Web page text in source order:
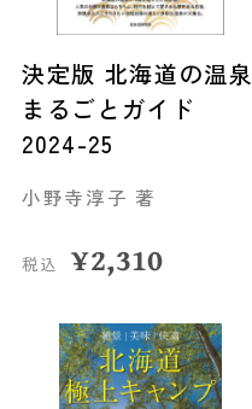
決定版 北海道の温泉
まるごとガイド
2024-25
小野寺淳子 著
税込 ¥2,310